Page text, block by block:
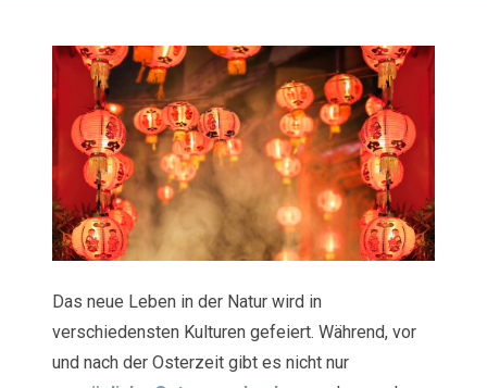
Das neue Leben in der Natur wird in
verschiedensten Kulturen gefeiert. Während, vor
und nach der Osterzeit gibt es nicht nur